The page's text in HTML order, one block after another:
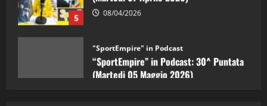
(Martedi 05 Maggio 2026)
08/05/2026